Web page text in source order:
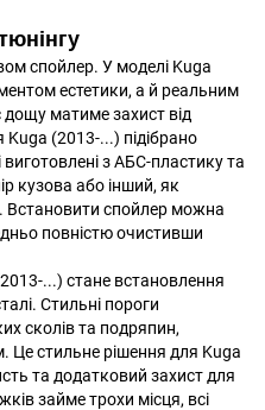
спойлер. У моделі Kuga
естетики, а й реальним
дощу матиме захист від
(2013-...) підібрано
виготовлені з АБС-пластику та
кузова або інший, як
Встановити спойлер можна
повністю очистивши
...) стане встановлення
Стильні пороги
сколів та подряпин,
Це стильне рішення для Kuga
та додатковий захист для
займе трохи місця, всі